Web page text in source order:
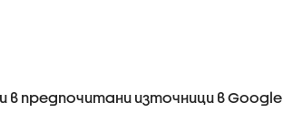
в предпочитани източници в Google